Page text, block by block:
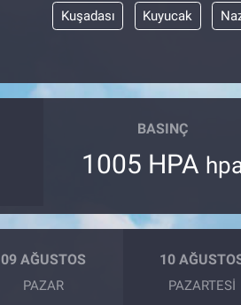
Kuşadası Kuyucak
BASINÇ
1005 HPA
09 AĞUSTOS
PAZAR
10
PAZARTESI